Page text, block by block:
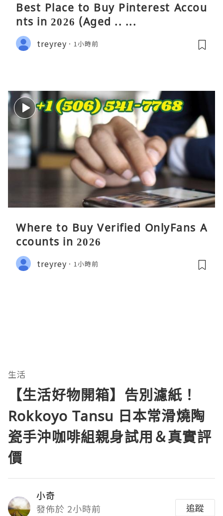
Best Place to Buy Pinterest Accou
nts in 2026 (Aged .. ...
treyrey 1小時前
Where to Buy Verified OnlyFans A
ccounts in 2026
treyrey 1小時前
生活
【生活好物開箱】告別濾紙！
Rokkoyo Tansu 日本常滑燒陶
瓷手沖咖啡組親身試用＆真實評
價
小奇
發佈於 2小時前
追蹤